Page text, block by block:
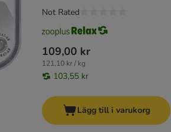
109,00 kr
121,10 kr / kg
103,55 kr
Not Rated
Lägg till i varukorg